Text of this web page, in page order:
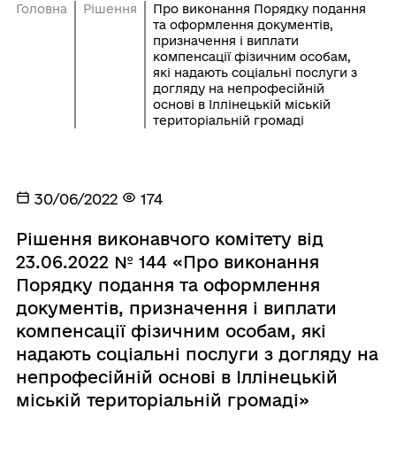
Головна Рішення
Про виконання Порядку подання
та оформлення документів,
призначення і виплати
компенсації фізичним особам,
які надають соціальні послуги з
догляду на непрофесійній
основі в Іллінецькій міській
територіальній громаді
30/06/2022 174
Рішення виконавчого комітету від
23.06.2022 № 144 «Про виконання
Порядку подання та оформлення
документів, призначення і виплати
компенсації фізичним особам, які
надають соціальні послуги з догляду на
непрофесійній основі в Іллінецькій
міській територіальній громаді»